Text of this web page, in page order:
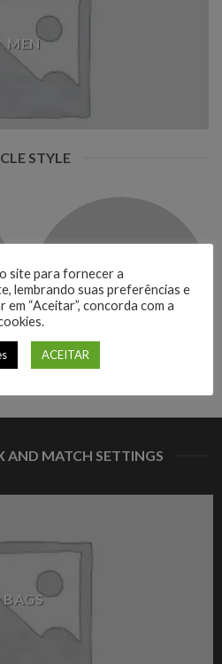
MEN
STYLE
BOOKING
AND MATCH SETTINGS
BAGS
site para fornecer a
lembrando suas preferências e
“Aceitar”, concorda com a
ACEITAR